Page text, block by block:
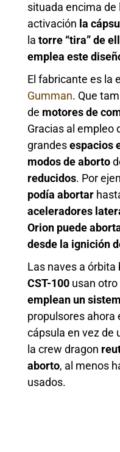
situada encima de
activación la
la torre “tira” de
emplea este
El fabricante es la
Gumman. Que
de motores de
Gracias al empleo
grandesespacios
modos de aborto
reducidos. Por
podía abortar
aceleradores
Orion puede
desde la ignición
Las naves a órbita
CST-100 usan
emplean un
propulsores ahora
cápsula en vez de
la crew dragon
aborto, al menos
usados.